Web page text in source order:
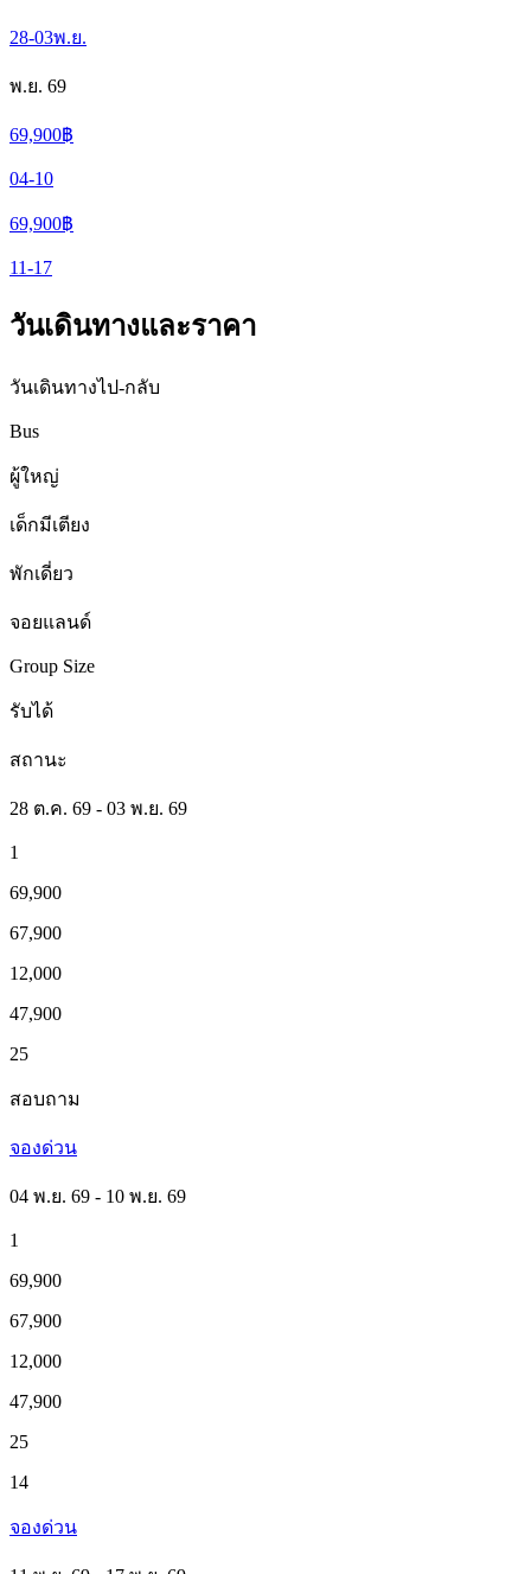
28-03พ.ย.
พ.ย. 69
69,900฿
04-10
69,900฿
11-17
วันเดินทางและราคา
วันเดินทางไป-กลับ
Bus
ผู้ใหญ่
เด็กมีเตียง
พักเดี่ยว
จอยแลนด์
Group Size
รับได้
สถานะ
28 ต.ค. 69 - 03 พ.ย. 69
1
69,900
67,900
12,000
47,900
25
สอบถาม
จองด่วน
04 พ.ย. 69 - 10 พ.ย. 69
1
69,900
67,900
12,000
47,900
25
14
จองด่วน